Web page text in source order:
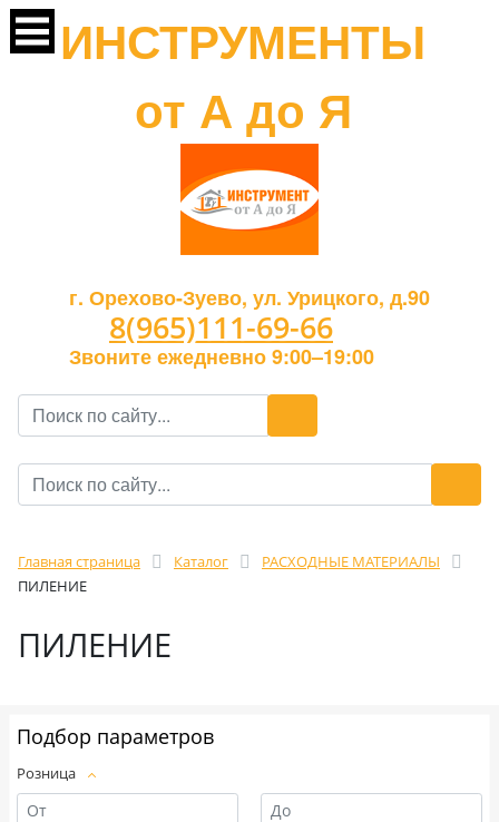
ИНСТРУМЕНТЫ
от А до Я
г. Орехово-Зуево, ул. Урицкого, д.90
8(965)111-69-66
Звоните ежедневно 9:00–19:00
Главная страница Каталог
РАСХОДНЫЕ МАТЕРИАЛЫ
ПИЛЕНИЕ
ПИЛЕНИЕ
Подбор параметров
Розница